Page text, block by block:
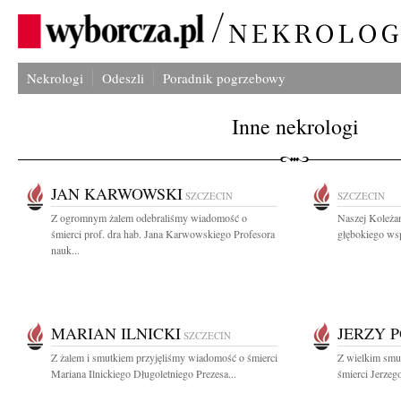
Nekrologi Odeszli Poradnik pogrzebowy
Inne nekrologi
JAN KARWOWSKI SZCZECIN
Z ogromnym żalem odebraliśmy wiadomość o
śmierci prof. dra hab. Jana Karwowskiego Profesora
nauk...
SZCZECIN
Naszej
głębokiego
MARIAN ILNICKI SZCZECIN
Z żalem i smutkiem przyjęliśmy wiadomość o śmierci
Mariana Ilnickiego Długoletniego Prezesa...
JERZY
Z wielkim
śmierci